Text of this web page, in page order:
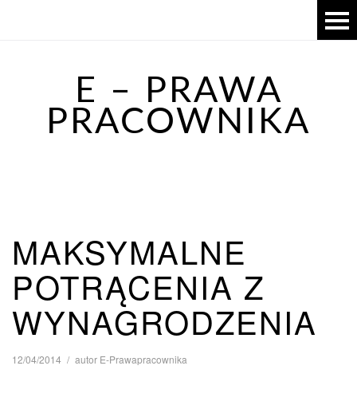
E – PRAWA
PRACOWNIKA
MAKSYMALNE
POTRĄCENIA Z
WYNAGRODZENIA
12/04/2014 autor E-Prawapracownika